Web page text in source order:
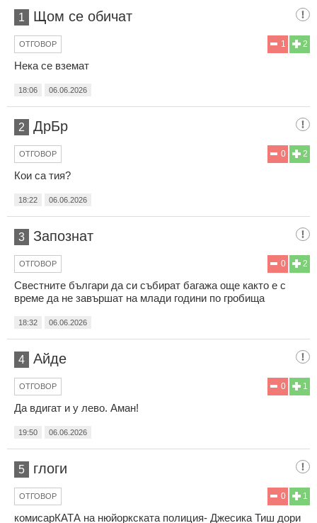
1 Щом се обичат
2
1
ОТГОВОР
Нека се вземат
18:06 06.06.2026
2 ДрБр
2
0
ОТГОВОР
Кои са тия?
18:22 06.06.2026
3 Запознат
2
0
ОТГОВОР
Свестните българи да си събират багажа още както е с
време да не завършат на млади години по гробища
18:32 06.06.2026
4 Айде
1
0
ОТГОВОР
Да вдигат и у лево. Аман!
19:50 06.06.2026
5 глоги
1
0
ОТГОВОР
комисарКАТА на нюйоркската полиция- Джесика Тиш дори